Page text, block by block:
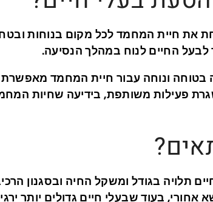
את חיית המחמד לכל מקום בנוחות
לבעל החיים לנוח במהלך הנסיעה.
בטוחה ונוחה עבור חיית המחמד
פעילות משותפת, בידיעה שחיות
תלויה בגודל ומשקל החיה ובסגנון
אחורי, בעוד שבעלי חיים גדולים יותר